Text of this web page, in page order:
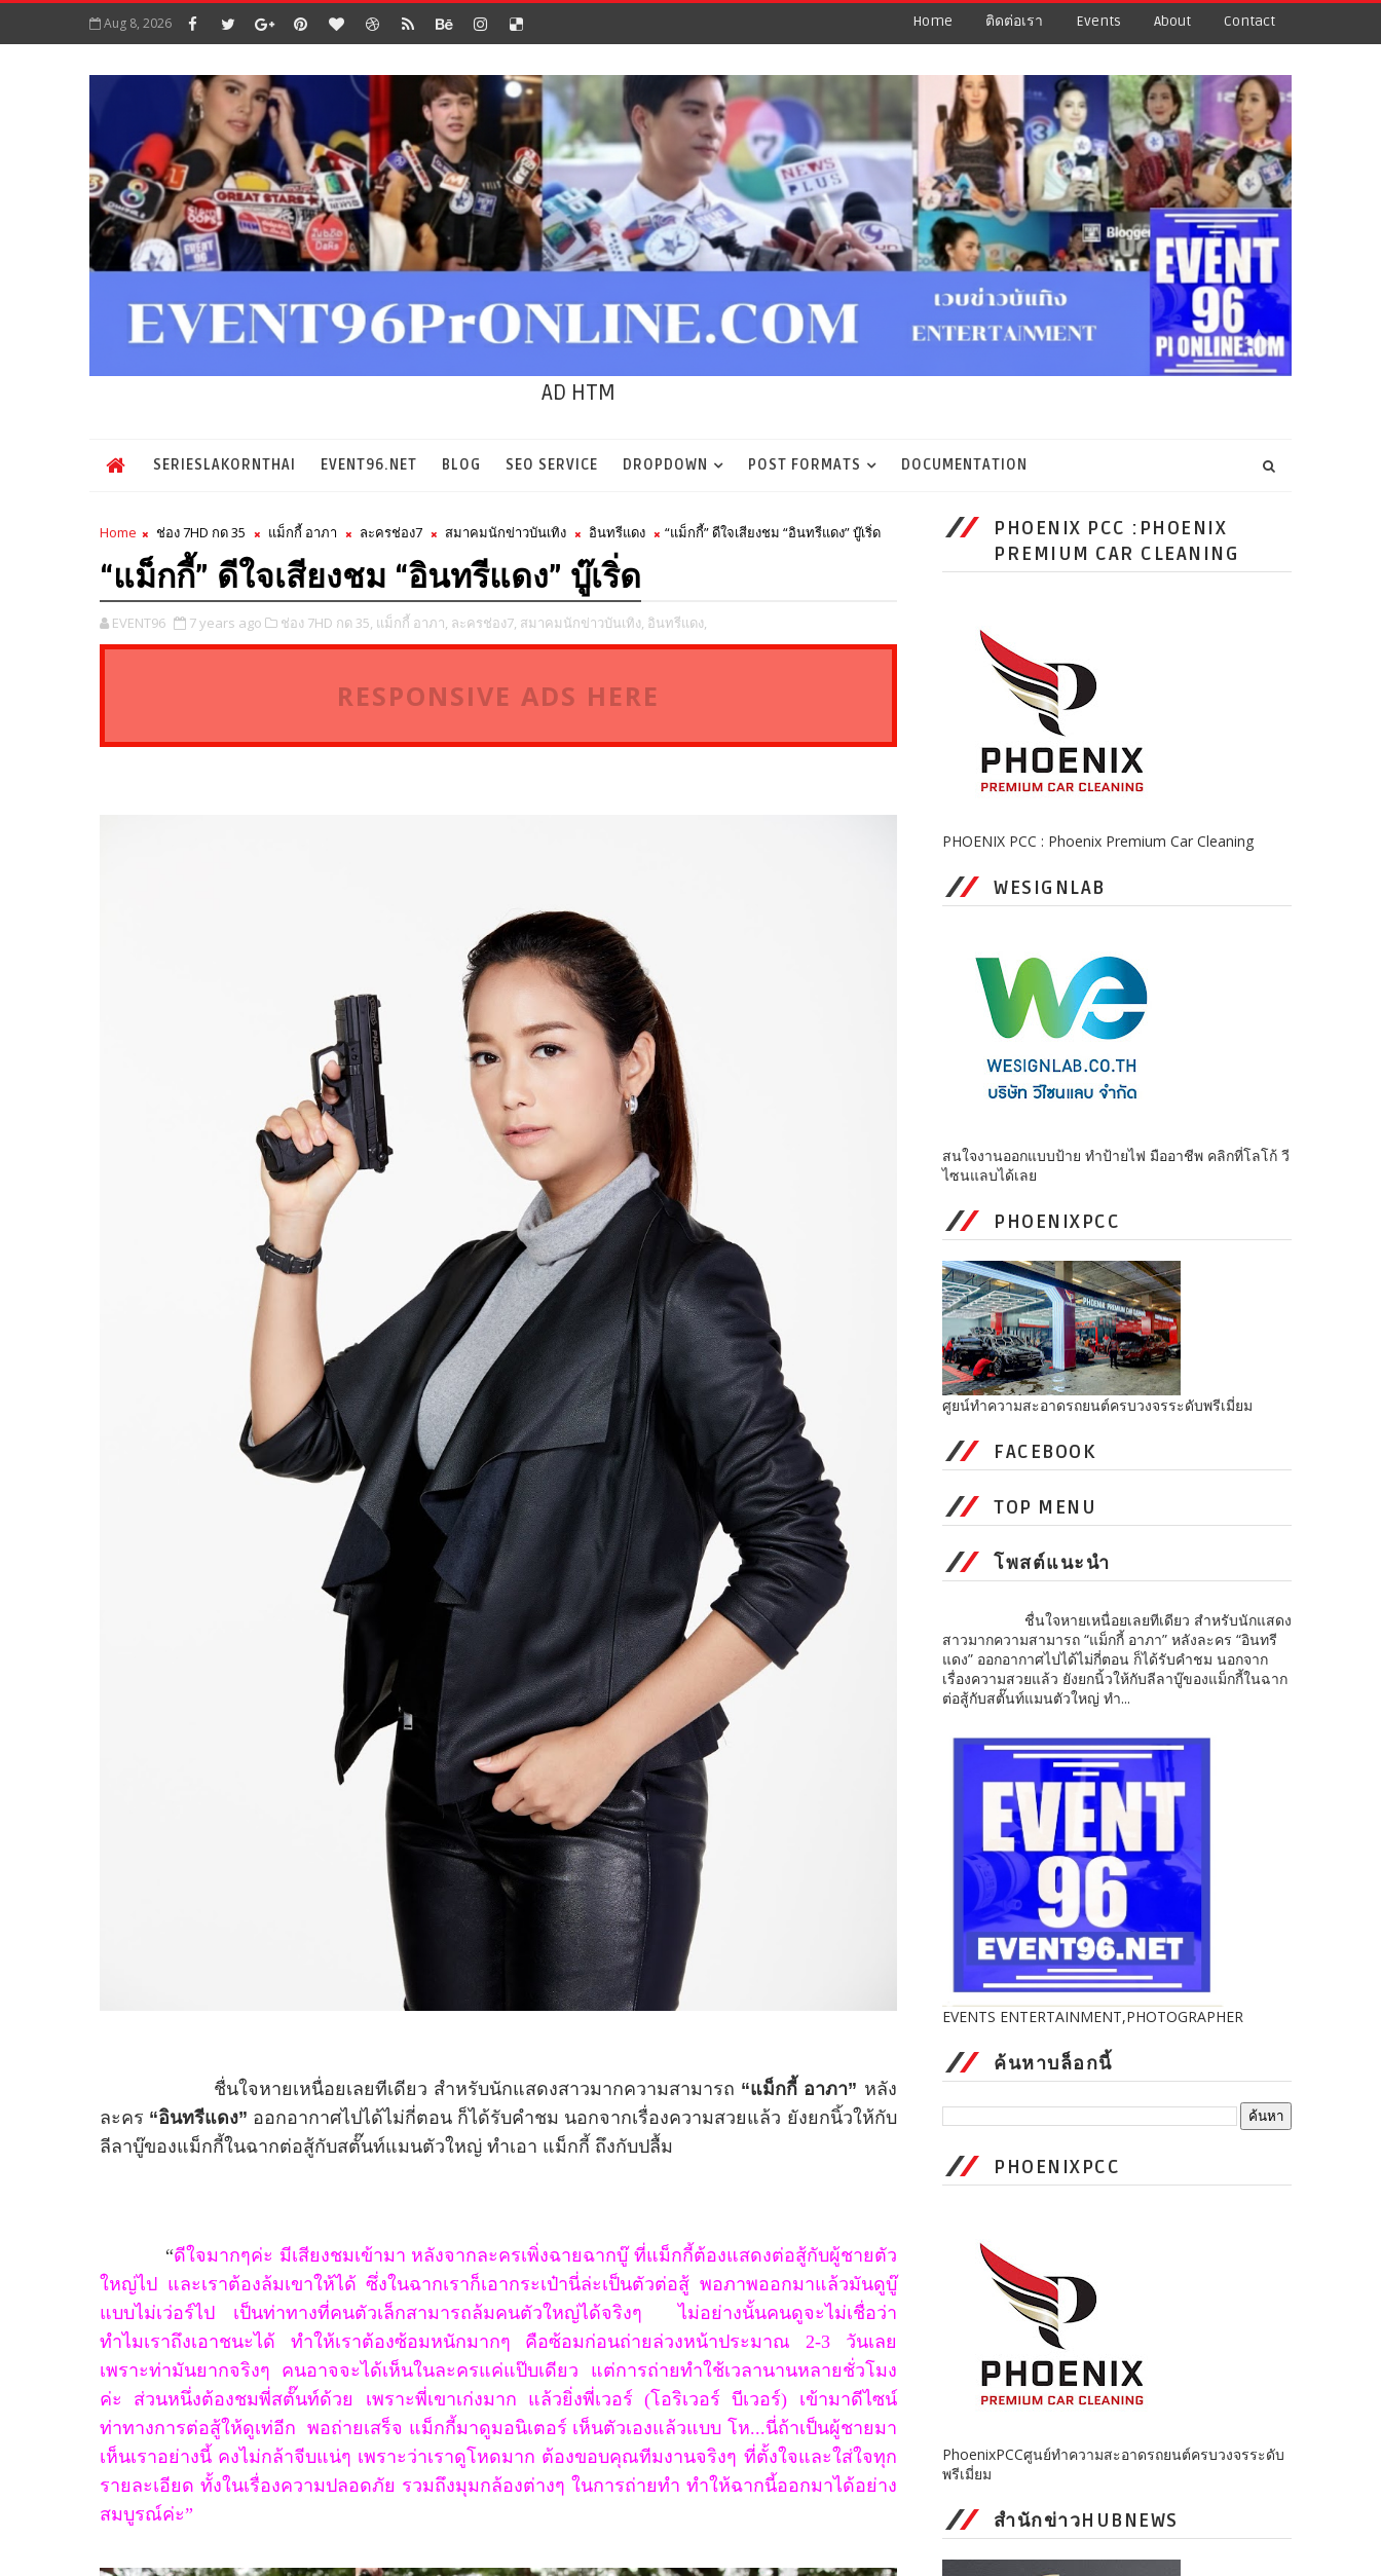
Aug 8, 2026 Home ติดต่อเรา Events About Contact
AD HTM
SERIESLAKORNTHAI EVENT96.NET BLOG SEO SERVICE DROPDOWN POST FORMATS DOCUMENTATION
Home ช่อง 7HD กด 35 แม็กกี้ อาภา ละครช่อง7 สมาคมนักข่าวบันเทิง อินทรีแดง “แม็กกี้” ดีใจเสียงชม “อินทรีแดง” บู๊เริ่ด
“แม็กกี้” ดีใจเสียงชม “อินทรีแดง” บู๊เริ่ด
EVENT96 7 years ago ช่อง 7HD กด 35, แม็กกี้ อาภา, ละครช่อง7, สมาคมนักข่าวบันเทิง, อินทรีแดง,
RESPONSIVE ADS HERE
ชื่นใจหายเหนื่อยเลยทีเดียว สำหรับนักแสดงสาวมากความสามารถ “แม็กกี้ อาภา” หลัง
ละคร “อินทรีแดง” ออกอากาศไปได้ไม่กี่ตอน ก็ได้รับคำชม นอกจากเรื่องความสวยแล้ว ยังยกนิ้วให้กับ
ลีลาบู๊ของแม็กกี้ในฉากต่อสู้กับสตั๊นท์แมนตัวใหญ่ ทำเอา แม็กกี้ ถึงกับปลื้ม
“ดีใจมากๆค่ะ มีเสียงชมเข้ามา หลังจากละครเพิ่งฉายฉากบู๊ ที่แม็กกี้ต้องแสดงต่อสู้กับผู้ชายตัว
ใหญ่ไป และเราต้องล้มเขาให้ได้ ซึ่งในฉากเราก็เอากระเป๋านี่ล่ะเป็นตัวต่อสู้ พอภาพออกมาแล้วมันดูบู๊
แบบไม่เว่อร์ไป เป็นท่าทางที่คนตัวเล็กสามารถล้มคนตัวใหญ่ได้จริงๆ
ไม่อย่างนั้นคนดูจะไม่เชื่อว่า
ทำไมเราถึงเอาชนะได้ ทำให้เราต้องซ้อมหนักมากๆ คือซ้อมก่อนถ่ายล่วงหน้าประมาณ 2-3วันเลย
เพราะท่ามันยากจริงๆ คนอาจจะได้เห็นในละครแค่แป๊บเดียว แต่การถ่ายทำใช้เวลานานหลายชั่วโมง
ค่ะ ส่วนหนึ่งต้องชมพี่สตั๊นท์ด้วย เพราะพี่เขาเก่งมาก แล้วยิ่งพี่เวอร์ (โอริเวอร์ บีเวอร์) เข้ามาดีไซน์
ท่าทางการต่อสู้ให้ดูเท่อีก
พอถ่ายเสร็จ แม็กกี้มาดูมอนิเตอร์ เห็นตัวเองแล้วแบบ โห...นี่ถ้าเป็นผู้ชายมา
เห็นเราอย่างนี้ คงไม่กล้าจีบแน่ๆ เพราะว่าเราดูโหดมาก ต้องขอบคุณทีมงานจริงๆ ที่ตั้งใจและใส่ใจทุก
รายละเอียด ทั้งในเรื่องความปลอดภัย รวมถึงมุมกล้องต่างๆ ในการถ่ายทำ ทำให้ฉากนี้ออกมาได้อย่าง
สมบูรณ์ค่ะ”
PHOENIX PCC :PHOENIX
PREMIUM CAR CLEANING
PHOENIX PCC : Phoenix Premium Car Cleaning
WESIGNLAB
สนใจงานออกแบบป้าย ทำป้ายไฟ มืออาชีพ คลิกที่โลโก้ วี
ไซนแลบได้เลย
PHOENIXPCC
ศูยน์ทำความสะอาดรถยนต์ครบวงจรระดับพรีเมี่ยม
FACEBOOK
TOP MENU
โพสต์แนะนำ
ชื่นใจหายเหนื่อยเลยทีเดียว สำหรับนักแสดง
สาวมากความสามารถ “แม็กกี้ อาภา” หลังละคร “อินทรี
แดง” ออกอากาศไปได้ไม่กี่ตอน ก็ได้รับคำชม นอกจาก
เรื่องความสวยแล้ว ยังยกนิ้วให้กับลีลาบู๊ของแม็กกี้ในฉาก
ต่อสู้กับสตั๊นท์แมนตัวใหญ่ ทำ...
EVENTS ENTERTAINMENT,PHOTOGRAPHER
ค้นหาบล็อกนี้
PHOENIXPCC
PhoenixPCCศูนย์ทำความสะอาดรถยนต์ครบวงจรระดับ
พรีเมี่ยม
สำนักข่าวHUBNEWS